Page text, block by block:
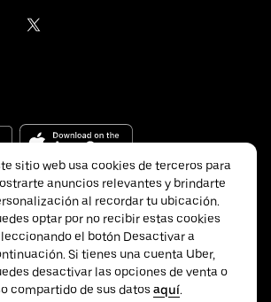
Inc.
sitio web usa cookies de terceros para
anuncios relevantes y brindarte
al recordar tu ubicación.
optar por no recibir estas cookies
el botón Desactivar a
Si tienes una cuenta Uber,
desactivar las opciones de venta o
compartido de sus datos aquí.